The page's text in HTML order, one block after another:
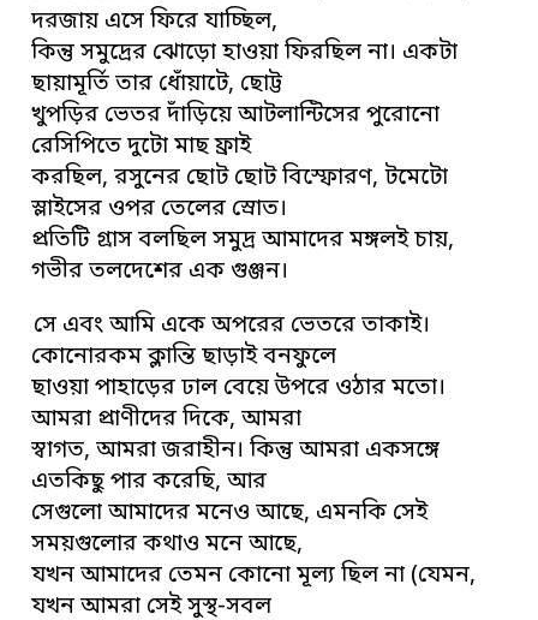
দরজায় এসে ফিরে যাচ্ছিল,
কিন্তু সমুদ্রের ঝোড়ো হাওয়া ফিরছিল না। একটা
ছায়ামূর্তি তার ধোঁয়াটে, ছোট্ট
খুপড়ির ভেতর দাঁড়িয়ে আটলান্টিসের পুরোনো
রেসিপিতে দুটো মাছ ফ্রাই
করছিল, রসুনের ছোট ছোট বিস্ফোরণ, টমেটো
স্লাইসের ওপর তেলের স্রােত।
প্রতিটি গ্রাস বলছিল সমুদ্র আমাদের মঙ্গলই চায়,
গভীর তলদেশের এক গুঞ্জন।
সে এবং আমি একে অপরের ভেতরে তাকাই।
কোনোরকম ক্লান্তি ছাড়াই বনফুলে
ছাওয়া পাহাড়ের ঢাল বেয়ে উপরে ওঠার মতো।
আমরা প্রাণীদের দিকে, আমরা
স্বাগত, আমরা জরাহীন। কিন্তু আমরা একসঙ্গে
এতকিছু পার করেছি, আর
সেগুলো আমাদের মনেও আছে, এমনকি সেই
সময়গুলোর কথাও মনে আছে,
যখন আমাদের তেমন কোনো মূল্য ছিল না (যেমন,
যখন আমরা সেই সুস্থ-সবল